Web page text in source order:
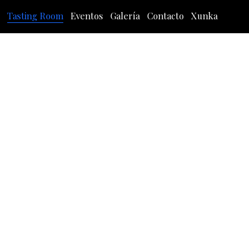
Tasting Room Eventos Galería Contacto Xunka